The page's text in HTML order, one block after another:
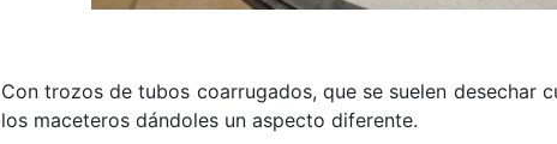
Con trozos de tubos coarrugados, que se suelen desechar
los maceteros dándoles un aspecto diferente.